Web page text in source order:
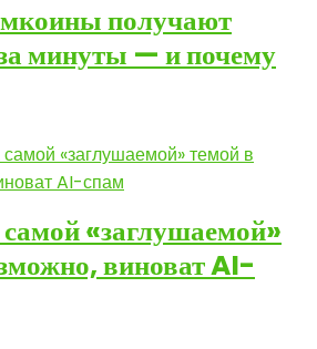
получают
минуты — и почему
«заглушаемой»
виноват AI-